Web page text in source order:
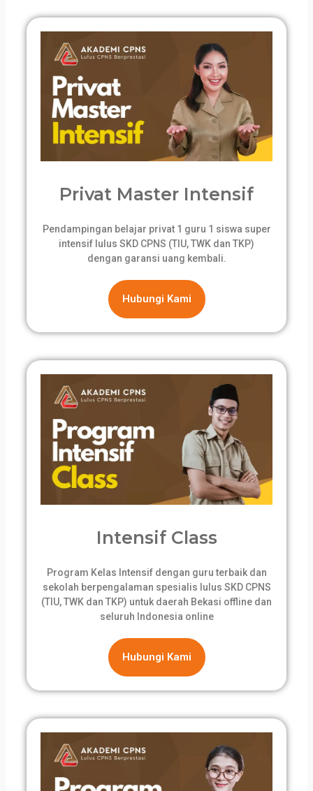
Privat Master Intensif
Pendampingan belajar privat 1 guru 1 siswa super
intensif lulus SKD CPNS (TIU, TWK dan TKP)
dengan garansi uang kembali.
Hubungi Kami
Intensif Class
Program Kelas Intensif dengan guru terbaik dan
sekolah berpengalaman spesialis lulus SKD CPNS
(TIU, TWK dan TKP) untuk daerah Bekasi offline dan
seluruh Indonesia online
Hubungi Kami